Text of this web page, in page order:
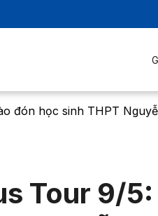
đón học sinh THPT
Tour 9/